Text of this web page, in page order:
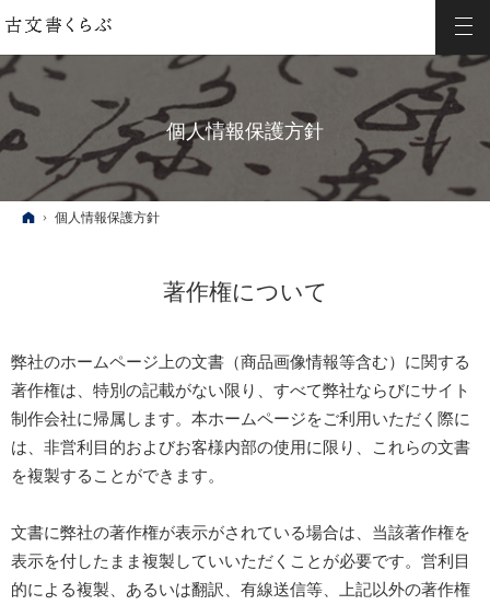
個人情報保護方針
ホーム
個人情報保護方針
著作権について
弊社のホームページ上の文書（商品画像情報等含む）に関する
著作権は、特別の記載がない限り、すべて弊社ならびにサイト
制作会社に帰属します。本ホームページをご利用いただく際に
は、非営利目的およびお客様内部の使用に限り、これらの文書
を複製することができます。
文書に弊社の著作権が表示がされている場合は、当該著作権を
表示を付したまま複製していいただくことが必要です。営利目
的による複製、あるいは翻訳、有線送信等、上記以外の著作権